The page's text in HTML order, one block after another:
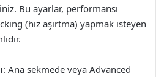
Bu ayarlar, performansı
(hız aşırtma) yapmak isteyen
: Ana sekmede veya Advanced